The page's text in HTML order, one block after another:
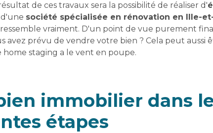
de ces travaux sera la possibilité de réaliser d'
société spécialisée en rénovation en Ille-
vraiment. D'un point de vue purement
avez prévu de vendre votre bien ? Cela peut
home staging a le vent en poupe.
immobilier dans
étapes